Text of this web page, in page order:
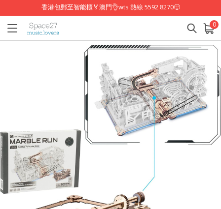
香港包郵至智能櫃🏅澳門👌wts 熱線 5592 8270🙂
0
已加入購物車 查看